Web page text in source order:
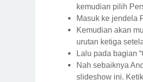
kemudian pilih
Masuk ke jendela
Kemudian akan
urutan ketiga
Lalu pada bagian
Nah sebaiknya
slideshow ini.